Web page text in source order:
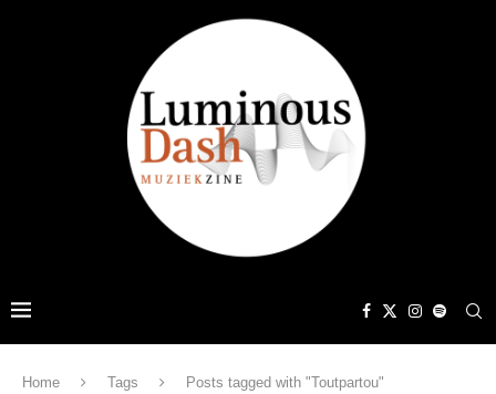
Home Tags Posts tagged with "Toutpartou"